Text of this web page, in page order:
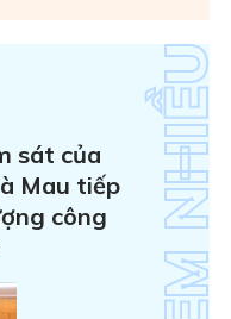
sát của
Mau tiếp
công